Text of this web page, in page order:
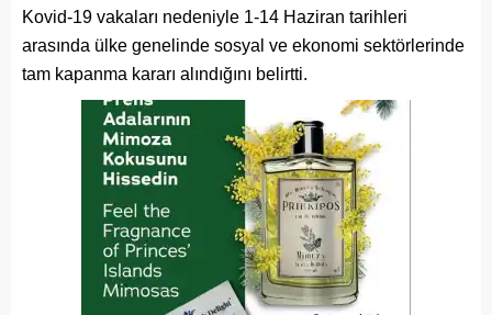
Kovid-19 vakaları nedeniyle 1-14 Haziran tarihleri
arasında ülke genelinde sosyal ve ekonomi sektörlerinde
tam kapanma kararı alındığını belirtti.